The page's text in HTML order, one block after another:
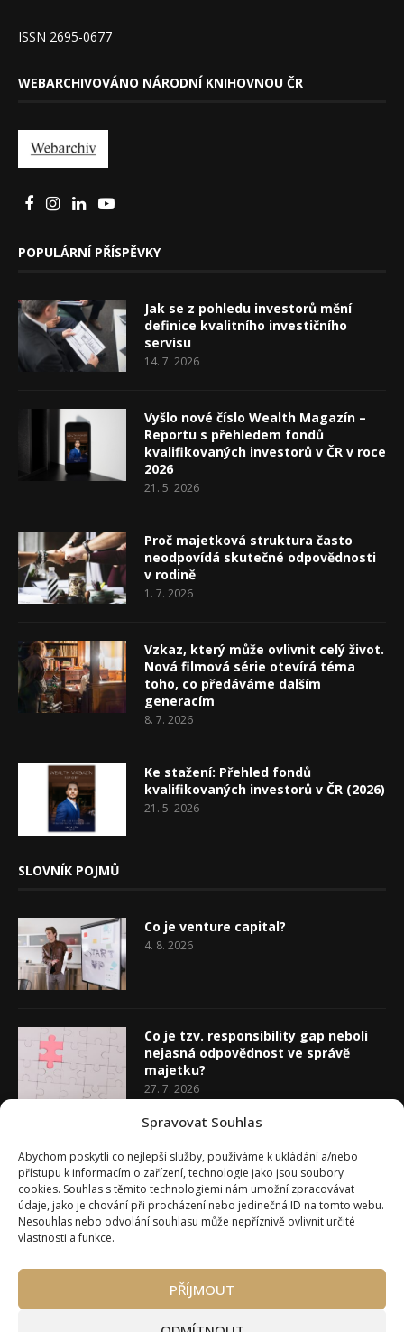
Spravovat Souhlas
Abychom poskytli co nejlepší služby, používáme k ukládání a/nebo
přístupu k informacím o zařízení, technologie jako jsou soubory
cookies. Souhlas s těmito technologiemi nám umožní zpracovávat
údaje, jako je chování při procházení nebo jedinečná ID na tomto webu.
Nesouhlas nebo odvolání souhlasu může nepříznivě ovlivnit určité
vlastnosti a funkce.
PŘÍJMOUT
ISSN 2695-0677
WEBARCHIVOVÁNO NÁRODNÍ KNIHOVNOU ČR
POPULÁRNÍ PŘÍSPĚVKY
Jak se z pohledu investorů mění
definice kvalitního investičního
servisu
14. 7. 2026
Vyšlo nové číslo Wealth Magazín –
Reportu s přehledem fondů
kvalifikovaných investorů v ČR v roce
2026
21. 5. 2026
Proč majetková struktura často
neodpovídá skutečné odpovědnosti
v rodině
1. 7. 2026
Vzkaz, který může ovlivnit celý život.
Nová filmová série otevírá téma
toho, co předáváme dalším
generacím
8. 7. 2026
Ke stažení: Přehled fondů
kvalifikovaných investorů v ČR (2026)
21. 5. 2026
SLOVNÍK POJMŮ
Co je venture capital?
4. 8. 2026
Co je tzv. responsibility gap neboli
nejasná odpovědnost ve správě
majetku?
27. 7. 2026
20. 7. 2026
O Wealth Magazínu Můj účet
Kontakty
Máte zájem o spolupráci?